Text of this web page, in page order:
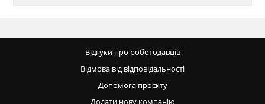
Відгуки про роботодавців
Відмова від відповідальності
Допомога проєкту
Додати нову компанію